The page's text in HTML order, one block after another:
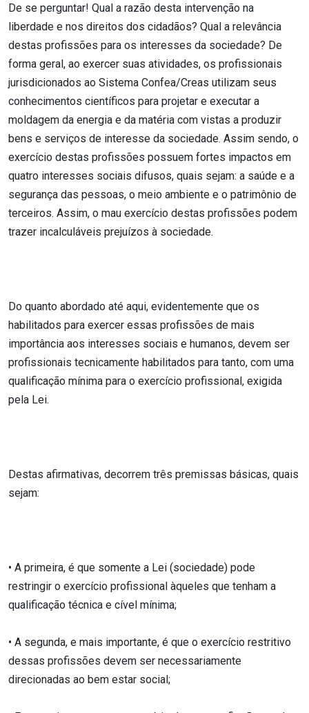
De se perguntar! Qual a razão desta intervenção na
liberdade e nos direitos dos cidadãos? Qual a relevância
destas profissões para os interesses da sociedade? De
forma geral, ao exercer suas atividades, os profissionais
jurisdicionados ao Sistema Confea/Creas utilizam seus
conhecimentos científicos para projetar e executar a
moldagem da energia e da matéria com vistas a produzir
bens e serviços de interesse da sociedade. Assim sendo, o
exercício destas profissões possuem fortes impactos em
quatro interesses sociais difusos, quais sejam: a saúde e a
segurança das pessoas, o meio ambiente e o patrimônio de
terceiros. Assim, o mau exercício destas profissões podem
trazer incalculáveis prejuízos à sociedade.
Do quanto abordado até aqui, evidentemente que os
habilitados para exercer essas profissões de mais
importância aos interesses sociais e humanos, devem ser
profissionais tecnicamente habilitados para tanto, com uma
qualificação mínima para o exercício profissional, exigida
pela Lei.
Destas afirmativas, decorrem três premissas básicas, quais
sejam:
• A primeira, é que somente a Lei (sociedade) pode
restringir o exercício profissional àqueles que tenham a
qualificação técnica e cível mínima;
• A segunda, e mais importante, é que o exercício restritivo
dessas profissões devem ser necessariamente
direcionadas ao bem estar social;